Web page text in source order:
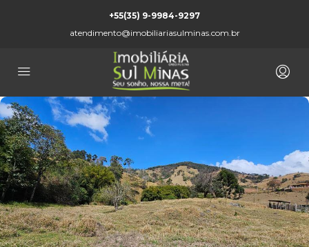
+55(35) 9-9984-9297
atendimento@imobiliariasulminas.com.br